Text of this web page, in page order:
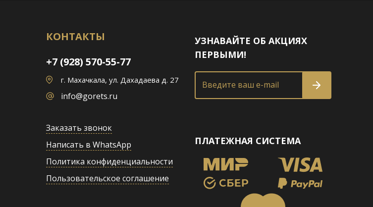
КОНТАКТЫ
+7 (928) 570-55-77
г. Махачкала, ул. Дахадаева д. 27
info@gorets.ru
Заказать звонок
Написать в WhatsApp
Политика конфиденциальности
Пользовательское соглашение
УЗНАВАЙТЕ ОБ АКЦИЯХ
ПЕРВЫМИ!
Введите ваш e-mail
ПЛАТЕЖНАЯ СИСТЕМА